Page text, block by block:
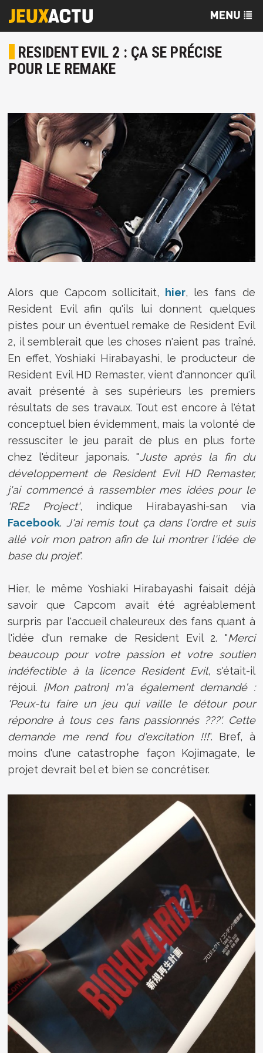
RESIDENT EVIL 2 : ÇA SE PRÉCISE
POUR LE REMAKE
Alors que Capcom sollicitait, hier, les fans de
Resident Evil afin qu'ils lui donnent quelques
pistes pour un éventuel remake de Resident Evil
2, il semblerait que les choses n'aient pas traîné.
En effet, Yoshiaki Hirabayashi, le producteur de
Resident Evil HD Remaster, vient d'annoncer qu'il
avait présenté à ses supérieurs les premiers
résultats de ses travaux. Tout est encore à l'état
conceptuel bien évidemment, mais la volonté de
ressusciter le jeu paraît de plus en plus forte
chez l'éditeur japonais. "Juste après la fin du
développement de Resident Evil HD Remaster,
j'ai commencé à rassembler mes idées pour le
'RE2 Project', indique Hirabayashi-san via
Facebook. J'ai remis tout ça dans l'ordre et suis
allé voir mon patron afin de lui montrer l'idée de
base du projet".
Hier, le même Yoshiaki Hirabayashi faisait déjà
savoir que Capcom avait été agréablement
surpris par l'accueil chaleureux des fans quant à
l'idée d'un remake de Resident Evil 2. "Merci
beaucoup pour votre passion et votre soutien
indéfectible à la licence Resident Evil, s'était-il
réjoui. [Mon patron] m'a également demandé :
'Peux-tu faire un jeu qui vaille le détour pour
répondre à tous ces fans passionnés ???'. Cette
demande me rend fou d'excitation !!!". Bref, à
moins d'une catastrophe façon Kojimagate, le
projet devrait bel et bien se concrétiser.